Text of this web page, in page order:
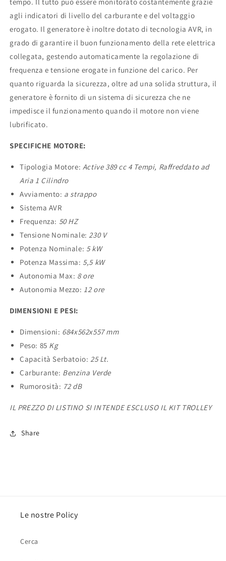
agli indicatori di livello del carburante e del voltaggio
erogato. Il generatore è inoltre dotato di tecnologia AVR, in
grado di garantire il buon funzionamento della rete elettrica
collegata, gestendo automaticamente la regolazione di
frequenza e tensione erogate in funzione del carico. Per
quanto riguarda la sicurezza, oltre ad una solida struttura, il
generatore è fornito di un sistema di sicurezza che ne
impedisce il funzionamento quando il motore non viene
lubrificato.
SPECIFICHE MOTORE:
Tipologia Motore: Active 389 cc 4 Tempi, Raffreddato ad
Aria 1 Cilindro
Avviamento: a strappo
Sistema AVR
Frequenza: 50 HZ
Tensione Nominale: 230 V
Potenza Nominale: 5kW
Potenza Massima: 5,5kW
Autonomia Max: 8ore
Autonomia Mezzo: 12ore
DIMENSIONI E PESI:
Dimensioni: 684x562x557 mm
Peso: 85 Kg
Capacità Serbatoio: 25 Lt.
Carburante: Benzina Verde
Rumorosità: 72 dB
IL PREZZO DI LISTINO SI INTENDE ESCLUSO IL KIT TROLLEY
Share
Le nostre Policy
Cerca